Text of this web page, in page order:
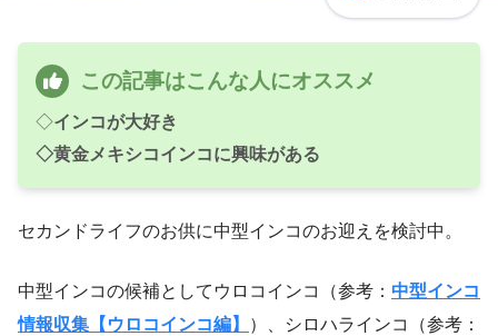
この記事はこんな人にオススメ
◇インコが大好き
◇黄金メキシコインコに興味がある
セカンドライフのお供に中型インコのお迎えを検討中。
中型インコの候補としてウロコインコ（参考： 中型インコ
情報収集【ウロコインコ編】
）、シロハラインコ（参考：